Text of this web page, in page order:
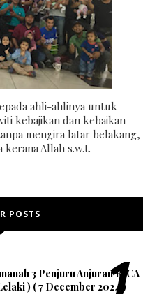
ahli-ahlinya untuk
kebajikan dan kebaikan
mengira latar belakang,
kerana Allah s.w.t.
POSTS
3 Penjuru Anjuran RICA
) ( 7 December 2024 )